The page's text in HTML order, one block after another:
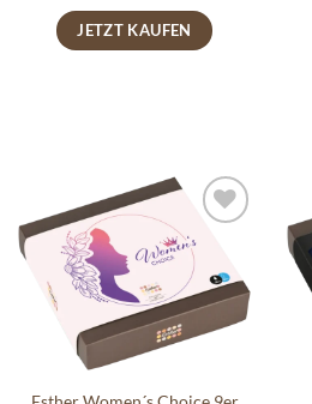
JETZT KAUFEN
Auf die
Wunschliste